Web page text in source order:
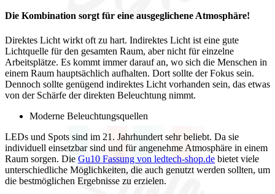
Die Kombination sorgt für eine ausgeglichene Atmosphäre!
Direktes Licht wirkt oft zu hart. Indirektes Licht ist eine gute
Lichtquelle für den gesamten Raum, aber nicht für einzelne
Arbeitsplätze. Es kommt immer darauf an, wo sich die Menschen in
einem Raum hauptsächlich aufhalten. Dort sollte der Fokus sein.
Dennoch sollte genügend indirektes Licht vorhanden sein, das etwas
von der Schärfe der direkten Beleuchtung nimmt.
Moderne Beleuchtungsquellen
LEDs und Spots sind im 21. Jahrhundert sehr beliebt. Da sie
individuell einsetzbar sind und für angenehme Atmosphäre in einem
Raum sorgen. Die Gu10 Fassung von ledtech-shop.de bietet viele
unterschiedliche Möglichkeiten, die auch genutzt werden sollten, um
die bestmöglichen Ergebnisse zu erzielen.